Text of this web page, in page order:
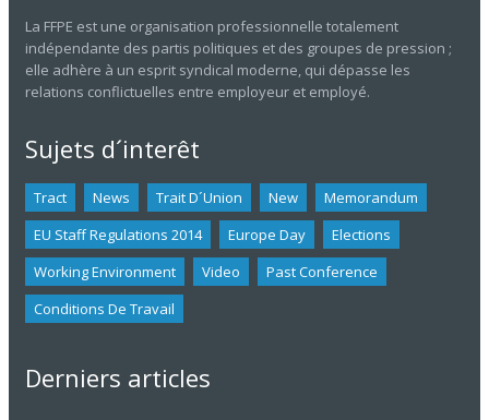
La FFPE est une organisation professionnelle totalement
indépendante des partis politiques et des groupes de pression ;
elle adhère à un esprit syndical moderne, qui dépasse les
relations conflictuelles entre employeur et employé.
Sujets d´interêt
Tract News Trait D´union New
Memorandum
EU Staff Regulations 2014
Europe Day
Elections
Working Environment
Video
Past Conference
Conditions De Travail
Derniers articles